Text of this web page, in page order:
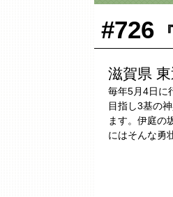
#726
滋賀県
毎年5月4日に
目指し3基の
ます。伊庭の
にはそんな勇